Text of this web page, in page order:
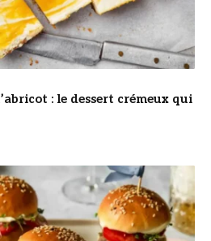
: le dessert crémeux qui